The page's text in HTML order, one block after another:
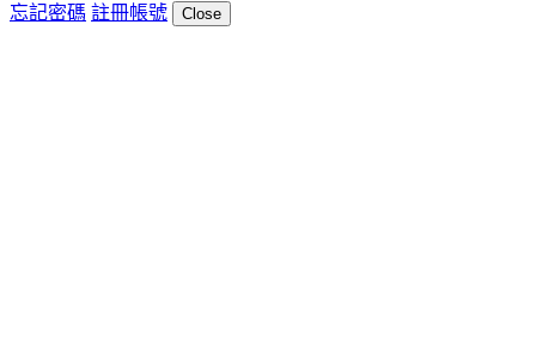
忘記密碼 註冊帳號 Close